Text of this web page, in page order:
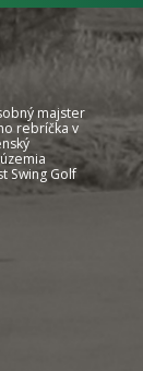
majster
rebríčka v
Swing Golf